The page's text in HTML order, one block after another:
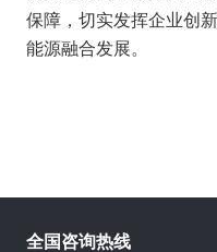
保障，切实发挥企业创
能源融合发展。
全国咨询热线